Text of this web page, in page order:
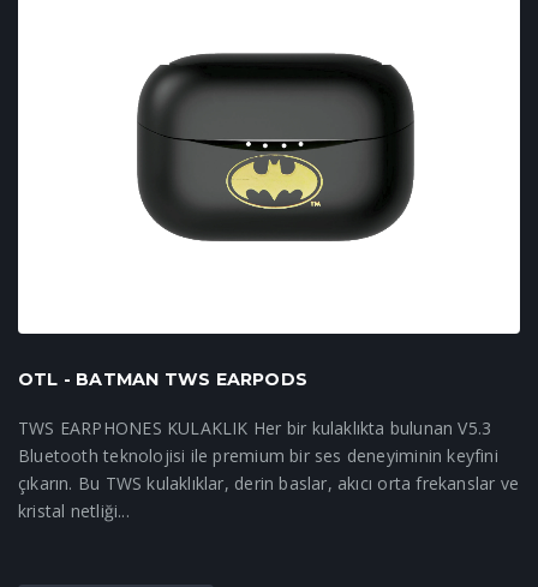
OTL - BATMAN TWS EARPODS
TWS EARPHONES KULAKLIK Her bir kulaklıkta bulunan V5.3
Bluetooth teknolojisi ile premium bir ses deneyiminin keyfini
çıkarın. Bu TWS kulaklıklar, derin baslar, akıcı orta frekanslar ve
kristal netliği...